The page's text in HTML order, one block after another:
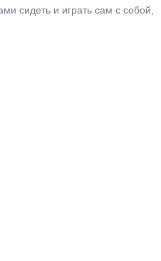
сидеть и играть сам с собой,